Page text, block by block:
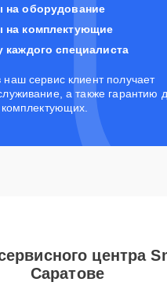
на оборудование
на комплектующие
каждого специалиста
сервис клиент получает
а также гарантию
центра
Саратове